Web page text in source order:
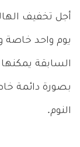
أجل تخفيف
يوم واحد خاصة
السابقة
بصورة دائمة
النوم.